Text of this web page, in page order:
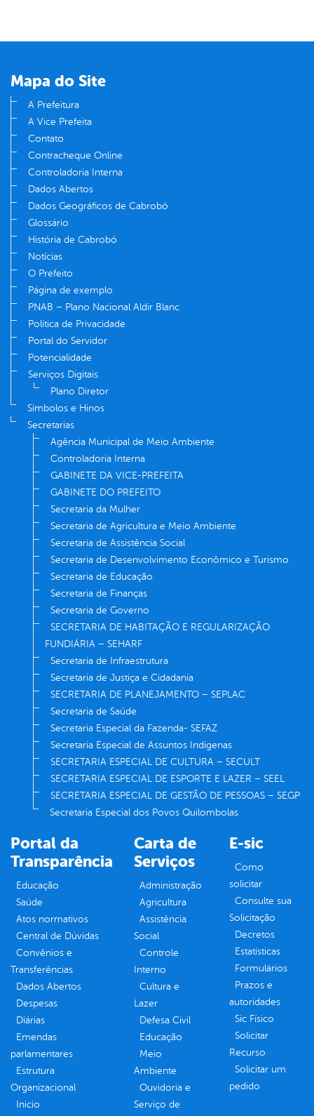
Mapa do Site
A Prefeitura
A Vice Prefeita
Contato
Contracheque Online
Controladoria Interna
Dados Abertos
Dados Geográficos de Cabrobó
Glossário
História de Cabrobó
Notícias
O Prefeito
Página de exemplo
PNAB – Plano Nacional Aldir Blanc
Política de Privacidade
Portal do Servidor
Potencialidade
Serviços Digitais
Plano Diretor
Símbolos e Hinos
Secretarias
Agência Municipal de Meio Ambiente
Controladoria Interna
GABINETE DA VICE-PREFEITA
GABINETE DO PREFEITO
Secretaria da Mulher
Secretaria de Agricultura e Meio Ambiente
Secretaria de Assistência Social
Secretaria de Desenvolvimento Econômico e Turismo
Secretaria de Educação
Secretaria de Finanças
Secretaria de Governo
SECRETARIA DE HABITAÇÃO E REGULARIZAÇÃO
FUNDIÁRIA – SEHARF
Secretaria de Infraestrutura
Secretaria de Justiça e Cidadania
SECRETARIA DE PLANEJAMENTO – SEPLAC
Secretaria de Saúde
Secretaria Especial da Fazenda- SEFAZ
Secretaria Especial de Assuntos Indígenas
SECRETARIA ESPECIAL DE CULTURA – SECULT
SECRETARIA ESPECIAL DE ESPORTE E LAZER – SEEL
SECRETARIA ESPECIAL DE GESTÃO DE PESSOAS – SEGP
Secretaria Especial dos Povos Quilombolas
Portal da
Transparência
Educação
Saúde
Atos normativos
Central de Dúvidas
Convênios e
Transferências
Dados Abertos
Despesas
Diárias
Emendas
parlamentares
Estrutura
Organizacional
Inicio
Carta de
Serviços
Administração
Agricultura
Assistência
Social
Controle
Interno
Cultura e
Lazer
Defesa Civil
Educação
Meio
Ambiente
Ouvidoria e
Serviço de
E-sic
Como
solicitar
Consulte sua
Solicitação
Decretos
Estatísticas
Formulários
Prazos e
autoridades
Sic Físico
Solicitar
Recurso
Solicitar um
pedido